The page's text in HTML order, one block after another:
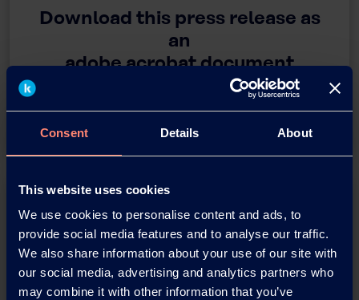
Consent Details About
This website uses cookies
We use cookies to personalise content and ads, to
provide social media features and to analyse our traffic.
We also share information about your use of our site with
our social media, advertising and analytics partners who
may combine it with other information that you’ve
Download this press release as
an
adobe acrobat document
Download